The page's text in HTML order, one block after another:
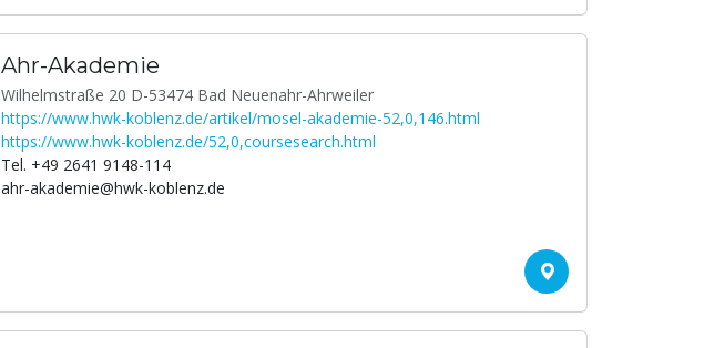
Ahr-Akademie
Wilhelmstraße 20 D-53474 Bad Neuenahr-Ahrweiler
https://www.hwk-koblenz.de/artikel/mosel-akademie-52,0,146.html
https://www.hwk-koblenz.de/52,0,coursesearch.html
Tel. +49 2641 9148-114
ahr-akademie@hwk-koblenz.de